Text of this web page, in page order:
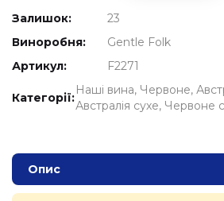
Залишок:
23
Виноробня:
Gentle Folk
Артикул:
F2271
Категорії:
Наші вина Червоне
Австралія сухе Червоне
Опис